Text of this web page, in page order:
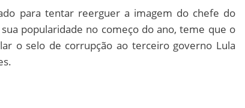
para tentar reerguer a imagem do chefe do
popularidade no começo do ano, teme que o
o selo de corrupção ao terceiro governo Lula